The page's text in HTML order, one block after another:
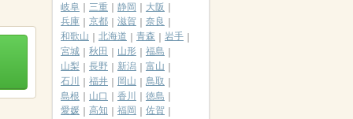
岐阜
三重 静岡
大阪
兵庫
京都 滋賀
奈良
和歌山
北海道 青森
岩手
宮城
秋田 山形
福島
山梨
長野 新潟
富山
石川
福井 岡山
鳥取
島根
山口 香川
徳島
愛媛
高知 福岡
佐賀